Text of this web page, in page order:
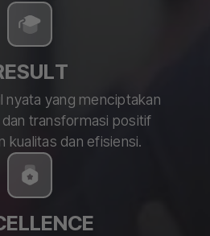
nyata yang menciptakan
transformasi positif
kualitas dan efisiensi.